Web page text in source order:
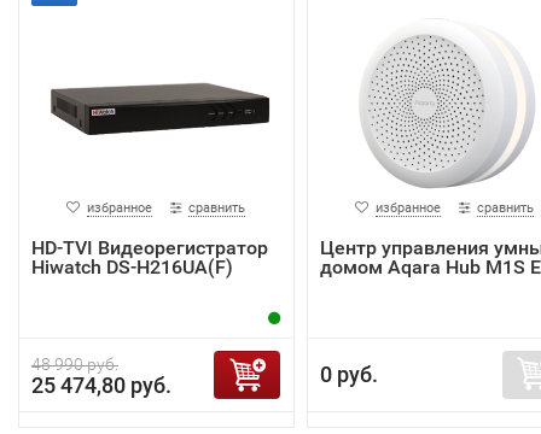
избранное сравнить
HD-TVI Видеорегистратор
Hiwatch DS-H216UA(F)
48 990 руб.
25 474,80 руб.
избранное сравнить
Центр управления
домом Aqara Hub M1S
0 руб.